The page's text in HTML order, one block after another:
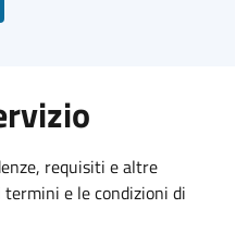
requisiti e altre
e le condizioni di